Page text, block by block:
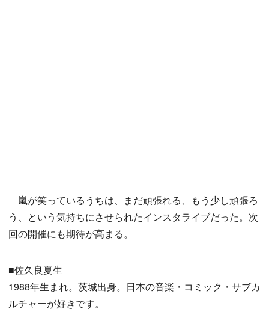
嵐が笑っているうちは、まだ頑張れる、もう少し頑張ろ
う、という気持ちにさせられたインスタライブだった。次
回の開催にも期待が高まる。
■佐久良夏生
1988年生まれ。茨城出身。日本の音楽・コミック・サブカ
ルチャーが好きです。